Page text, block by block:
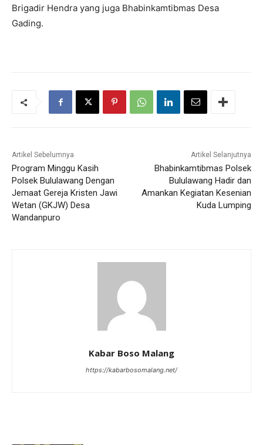
Brigadir Hendra yang juga Bhabinkamtibmas Desa
Gading.
Artikel Sebelumnya
Program Minggu Kasih
Polsek Bululawang Dengan
Jemaat Gereja Kristen Jawi
Wetan (GKJW) Desa
Wandanpuro
Artikel Selanjutnya
Bhabinkamtibmas Polsek
Bululawang Hadir dan
Amankan Kegiatan Kesenian
Kuda Lumping
Kabar Boso Malang
https://kabarbosomalang.net/